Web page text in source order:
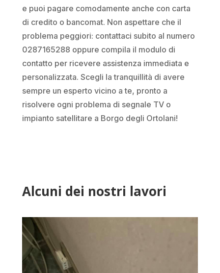
e puoi pagare comodamente anche con carta
di credito o bancomat. Non aspettare che il
problema peggiori: contattaci subito al numero
0287165288 oppure compila il modulo di
contatto per ricevere assistenza immediata e
personalizzata. Scegli la tranquillità di avere
sempre un esperto vicino a te, pronto a
risolvere ogni problema di segnale TV o
impianto satellitare a Borgo degli Ortolani!
Alcuni dei nostri lavori